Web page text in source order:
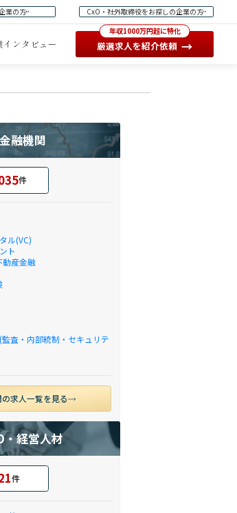
業の方 CxO・社外取締役をお探しの企業の方
インタビュー
年収1000万円超に特化
厳選求人を紹介依頼 →
金融機関
件
ル(VC)
ト
産金融
査・内部統制・セキュリテ
求人一覧を見る
・経営人材
件